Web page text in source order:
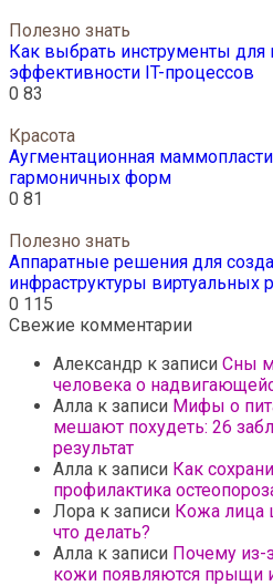
Полезно знать
Как выбрать инструменты
эффективности IT-процессов
0 83
Красота
Аугментационная
гармоничных форм
0 81
Полезно знать
Аппаратные решения для
инфраструктуры виртуальных
0 115
Свежие комментарии
Александр к записи Сны
человека о
Алла к записи Мифы о
мешают похудеть: 26
результат
Алла к записи Как
профилактика
Лора к записи Кожа лица
что делать?
Алла к записи Почему из-
кожи появляются прыщи